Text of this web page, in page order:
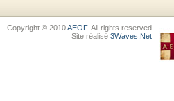
Copyright © 2010AEOF. All rights reserved
Site réalisé 3Waves.Net